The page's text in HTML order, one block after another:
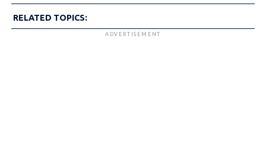
RELATED TOPICS:
ADVERTISEMENT